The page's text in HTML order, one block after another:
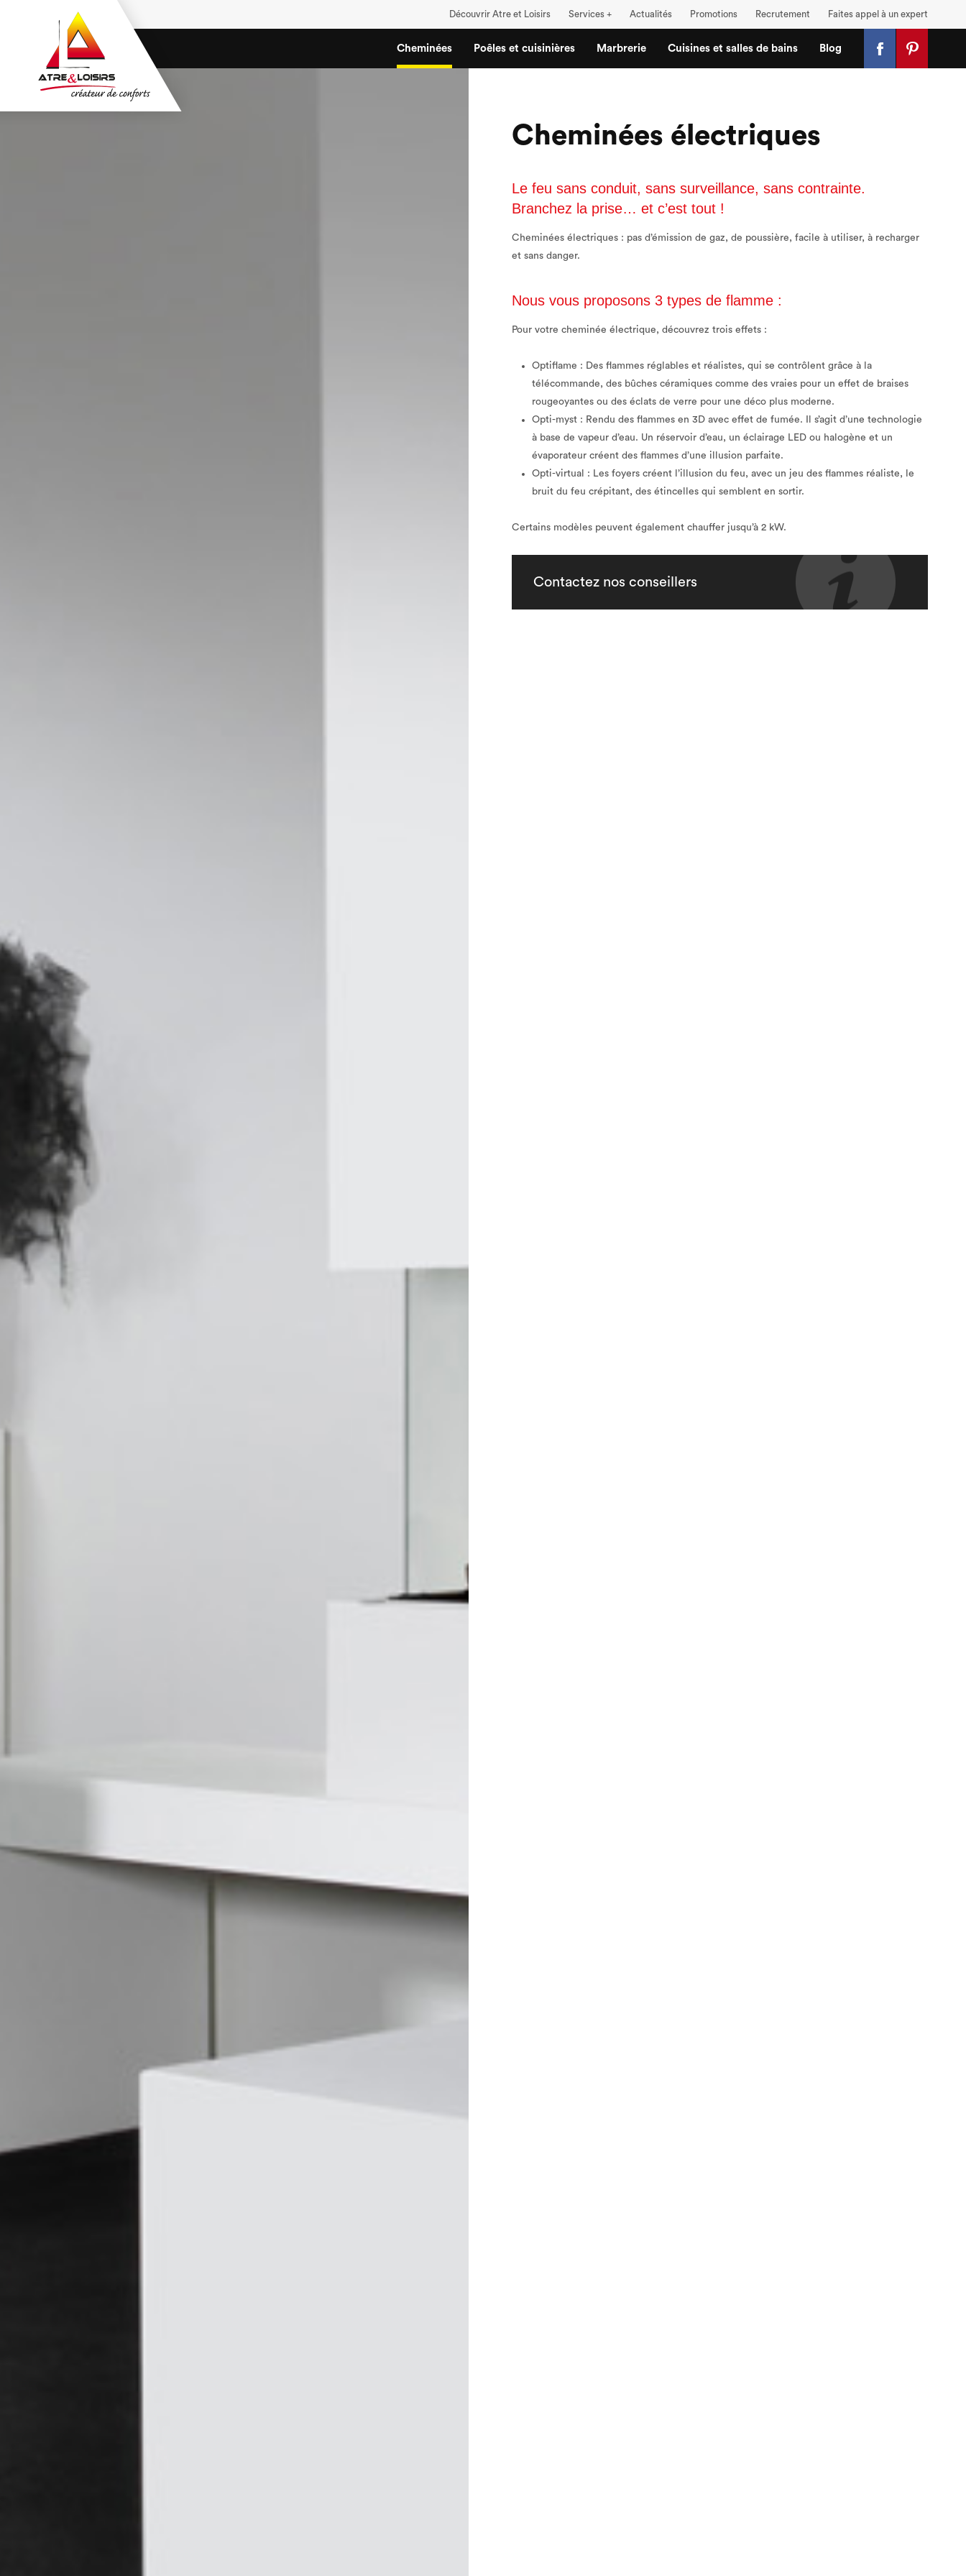
Découvrir Atre et Loisirs Services + Actualités Promotions Recrutement Faites appel à un expert
Cheminées Poêles et cuisinières Marbrerie Cuisines et salles de bains Blog
Cheminées électriques
Le feu sans conduit, sans surveillance, sans contrainte.
Branchez la prise… et c’est tout !
Cheminées électriques : pas d’émission de gaz, de poussière, facile à utiliser, à recharger
et sans danger.
Nous vous proposons 3 types de flamme :
Pour votre cheminée électrique, découvrez trois effets :
Optiflame : Des flammes réglables et réalistes, qui se contrôlent grâce à la
télécommande, des bûches céramiques comme des vraies pour un effet de braises
rougeoyantes ou des éclats de verre pour une déco plus moderne.
Opti-myst : Rendu des flammes en 3D avec effet de fumée. Il s’agit d’une technologie
à base de vapeur d’eau. Un réservoir d’eau, un éclairage LED ou halogène et un
évaporateur créent des flammes d’une illusion parfaite.
Opti-virtual : Les foyers créent l’illusion du feu, avec un jeu des flammes réaliste, le
bruit du feu crépitant, des étincelles qui semblent en sortir.
Certains modèles peuvent également chauffer jusqu’à 2 kW.
Contactez nos conseillers